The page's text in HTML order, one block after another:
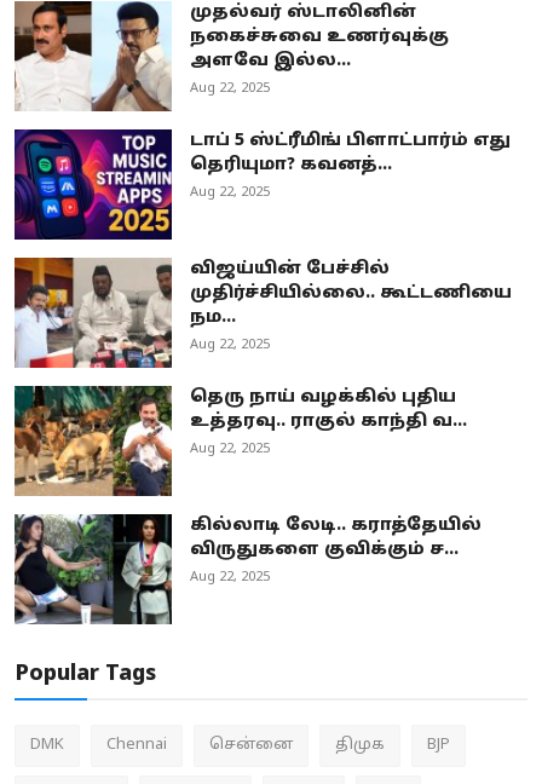
முதல்வர் ஸ்டாலினின்
நகைச்சுவை உணர்வுக்கு
அளவே இல்ல...
Aug 22, 2025
டாப் 5 ஸ்ட்ரீமிங் பிளாட்பார்ம் எது
தெரியுமா? கவனத்...
Aug 22, 2025
விஜய்யின் பேச்சில்
முதிர்ச்சியில்லை.. கூட்டணியை
நம...
Aug 22, 2025
தெரு நாய் வழக்கில் புதிய
உத்தரவு.. ராகுல் காந்தி வ...
Aug 22, 2025
கில்லாடி லேடி.. கராத்தேயில்
விருதுகளை குவிக்கும் ச...
Aug 22, 2025
Popular Tags
DMK Chennai சென்னை திமுக BJP